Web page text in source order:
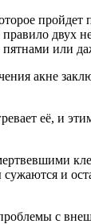
правило
или
акне
её, и
и
с